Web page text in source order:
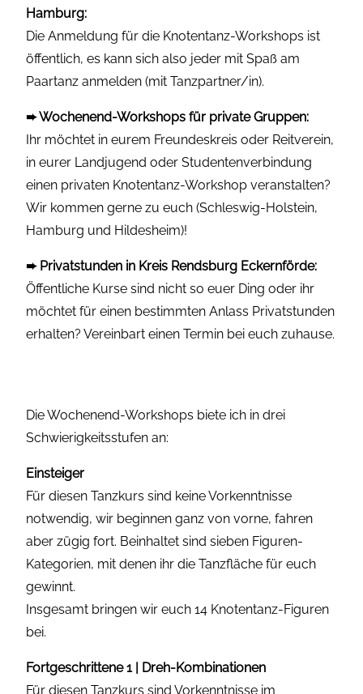
Hamburg:
Die Anmeldung für die Knotentanz-Workshops ist
öffentlich, es kann sich also jeder mit Spaß am
Paartanz anmelden (mit Tanzpartner/in).
➨ Wochenend-Workshops für private Gruppen:
Ihr möchtet in eurem Freundeskreis oder Reitverein,
in eurer Landjugend oder Studentenverbindung
einen privaten Knotentanz-Workshop veranstalten?
Wir kommen gerne zu euch (Schleswig-Holstein,
Hamburg und Hildesheim)!
➨ Privatstunden in Kreis Rendsburg Eckernförde:
Öffentliche Kurse sind nicht so euer Ding oder ihr
möchtet für einen bestimmten Anlass Privatstunden
erhalten? Vereinbart einen Termin bei euch zuhause.
Die Wochenend-Workshops biete ich in drei
Schwierigkeitsstufen an:
Einsteiger
Für diesen Tanzkurs sind keine Vorkenntnisse
notwendig, wir beginnen ganz von vorne, fahren
aber zügig fort. Beinhaltet sind sieben Figuren-
Kategorien, mit denen ihr die Tanzfläche für euch
gewinnt.
Insgesamt bringen wir euch 14 Knotentanz-Figuren
bei.
Fortgeschrittene 1 | Dreh-Kombinationen
Für diesen Tanzkurs sind Vorkenntnisse im